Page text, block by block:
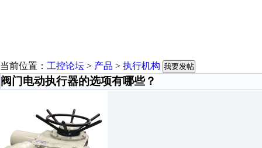
当前位置： 工控论坛 > 产品 > 执行机构 我要发帖
阀门电动执行器的选项有哪些？